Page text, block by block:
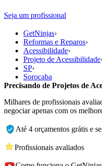
Seja um profissional
GetNinjas›
Reformas e Reparos›
Acessibilidade›
Projeto de Acessibilidade
SP›
Sorocaba
Precisando de Projetos de
Milhares de profissionais
negociar apenas com os
Até 4 orçamentos grátis e
Profissionais avaliados